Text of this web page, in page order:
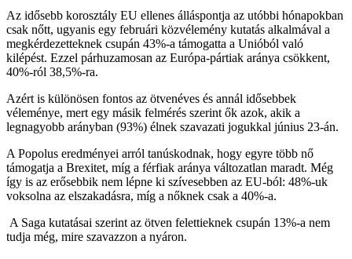
Az idősebb korosztály EU ellenes álláspontja az utóbbi hónapokban
csak nőtt, ugyanis egy februári közvélemény kutatás alkalmával a
megkérdezetteknek csupán 43%-a támogatta a Unióból való
kilépést. Ezzel párhuzamosan az Európa-pártiak aránya csökkent,
40%-ról 38,5%-ra.
Azért is különösen fontos az ötvenéves és annál idősebbek
véleménye, mert egy másik felmérés szerint ők azok, akik a
legnagyobb arányban (93%) élnek szavazati jogukkal június 23-án.
A Popolus eredményei arról tanúskodnak, hogy egyre több nő
támogatja a Brexitet, míg a férfiak aránya változatlan maradt. Még
így is az erősebbik nem lépne ki szívesebben az EU-ból: 48%-uk
voksolna az elszakadásra, míg a nőknek csak a 40%-a.
A Saga kutatásai szerint az ötven felettieknek csupán 13%-a nem
tudja még, mire szavazzon a nyáron.